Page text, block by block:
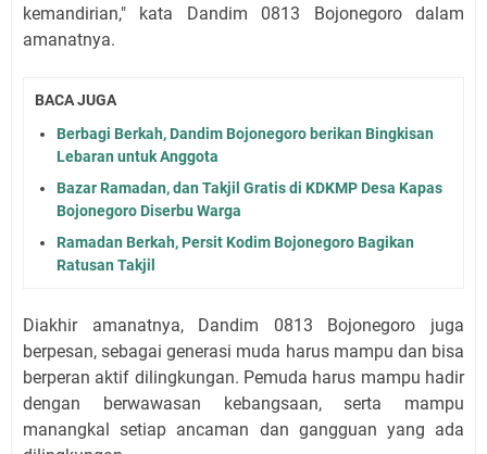
kemandirian," kata Dandim 0813 Bojonegoro dalam
amanatnya.
BACA JUGA
Berbagi Berkah, Dandim Bojonegoro berikan Bingkisan
Lebaran untuk Anggota
Bazar Ramadan, dan Takjil Gratis di KDKMP Desa Kapas
Bojonegoro Diserbu Warga
Ramadan Berkah, Persit Kodim Bojonegoro Bagikan
Ratusan Takjil
Diakhir amanatnya, Dandim 0813 Bojonegoro juga
berpesan, sebagai generasi muda harus mampu dan bisa
berperan aktif dilingkungan. Pemuda harus mampu hadir
dengan berwawasan kebangsaan, serta mampu
manangkal setiap ancaman dan gangguan yang ada